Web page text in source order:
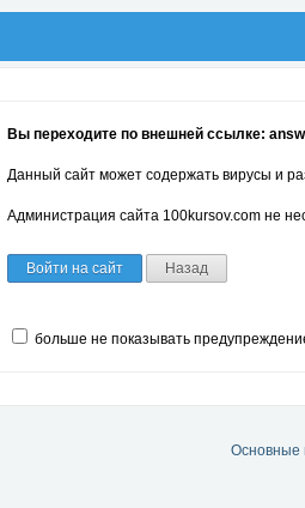
Вы переходите по внешней ссылке:
Данный сайт может содержать вирусы и
Администрация сайта 100kursov.com не
Войти на сайт Назад
больше не показывать
Основные